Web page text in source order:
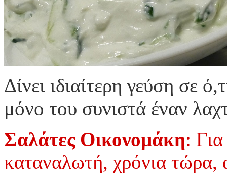
Δίνει ιδιαίτερη γεύση σε
μόνο του συνιστά έναν
Σαλάτες Οικονομάκη:
καταναλωτή, χρόνια τώρα,